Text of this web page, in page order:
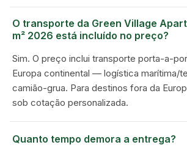
O transporte da Green Village
m² 2026 está incluído no preço?
Sim. O preço inclui transporte porta-a-
Europa continental — logística marítima/
camião-grua. Para destinos fora da
sob cotação personalizada.
Quanto tempo demora a entrega?